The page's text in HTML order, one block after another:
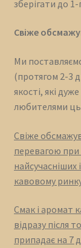
зберігати до 1-
Свіже
Ми
(протягом 2-3
якості, які
любителями
Свіже
перевагою при
кавовому
Смак і аромат
відразу після
припадає на 7